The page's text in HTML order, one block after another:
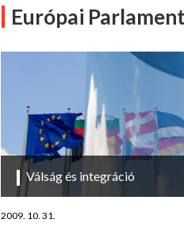
Európai
Válság és integráció
2009. 10. 31.